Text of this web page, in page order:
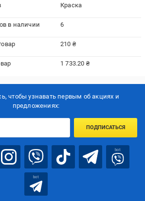
Краска
в наличии 6
210 ₴
1 733.20 ₴
чтобы узнавать первым об акцияx и
предложениях:
ПОДПИСАТЬСЯ
bot
bot